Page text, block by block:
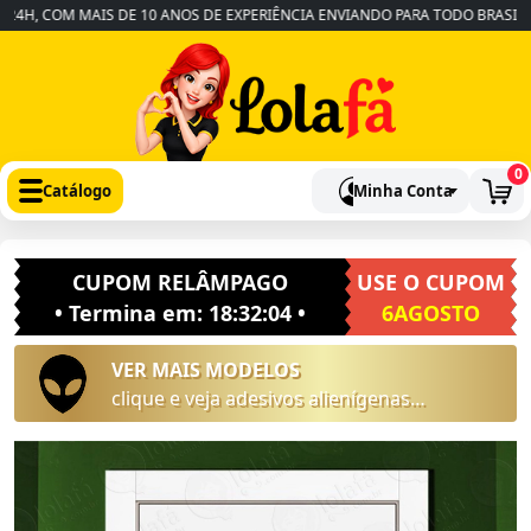
COM MAIS DE 10 ANOS DE EXPERIÊNCIA ENVIANDO PARA TODO BRASIL
Catálogo Minha Conta
0
CUPOM RELÂMPAGO
• Termina em: 18:32:03•
USE O CUPOM
6AGOSTO
VER MAIS MODELOS
clique e veja adesivos alienígenas
intergalácticos